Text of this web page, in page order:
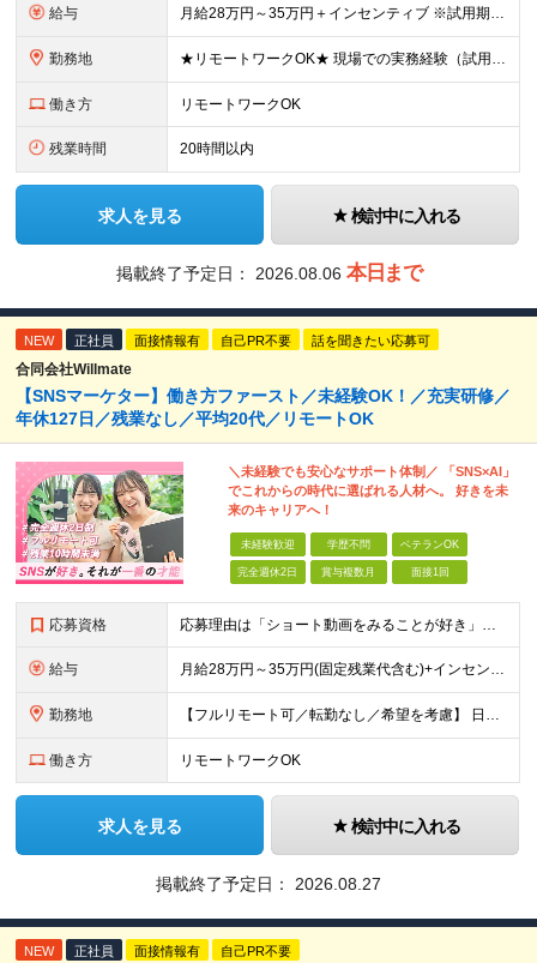
給与 月給28万円～35万円＋インセンティブ ※試用期間6ヶ月（契約社員）：月給23万円 ※時間外手当は別途全額支給します ◎給与にプラスしてもらえる手当・インセンティブ ■通勤費(規定あり) ■業績手
勤務地 ★リモートワークOK★ 現場での実務経験（試用期間含む）12ヶ月後、基準を満たした方は リモート勤務が可能です！ ※成果状況に応じて出社勤務へ変更となる場合があります。 【本社】 東京都中央区銀座1
働き方 リモートワークOK
残業時間 20時間以内
求人を見る 検討中に入れる
掲載終了予定日： 2026.08.06 本日まで
NEW 正社員 面接情報有 自己PR不要 話を聞きたい応募可
合同会社Willmate
【SNSマーケター】働き方ファースト／未経験OK！／充実研修／
年休127日／残業なし／平均20代／リモートOK
＼未経験でも安心なサポート体制／ 「SNS×AI」
でこれからの時代に選ばれる人材へ。 好きを未
来のキャリアへ！
未経験歓迎 学歴不問 ベテランOK
完全週休2日 賞与複数月 面接1回
応募資格 応募理由は「ショート動画をみることが好き」でOK！ #学歴不問 #未経験OK ★1つでも当てはまれば、マッチング率高め★ □ SNSや動画制作に興味がある方 □ アイデアを考えることが好きな方 □
給与 月給28万円～35万円(固定残業代含む)+インセンティブ＋各種手当 ※経験・能力等を考慮の上、決定します。 ※残業はほとんどありませんが、発生した場合は時間外手当を100％支給します。 【固定残業
勤務地 【フルリモート可／転勤なし／希望を考慮】 日本47都道府県、どこでも就業可能！ （東京・神奈川・埼玉・千葉・北海道・宮城・愛知・大阪・福岡・新潟など 各拠点近郊のプロジェクト先） 【Point】
働き方 リモートワークOK
求人を見る 検討中に入れる
掲載終了予定日： 2026.08.27
NEW 正社員 面接情報有 自己PR不要